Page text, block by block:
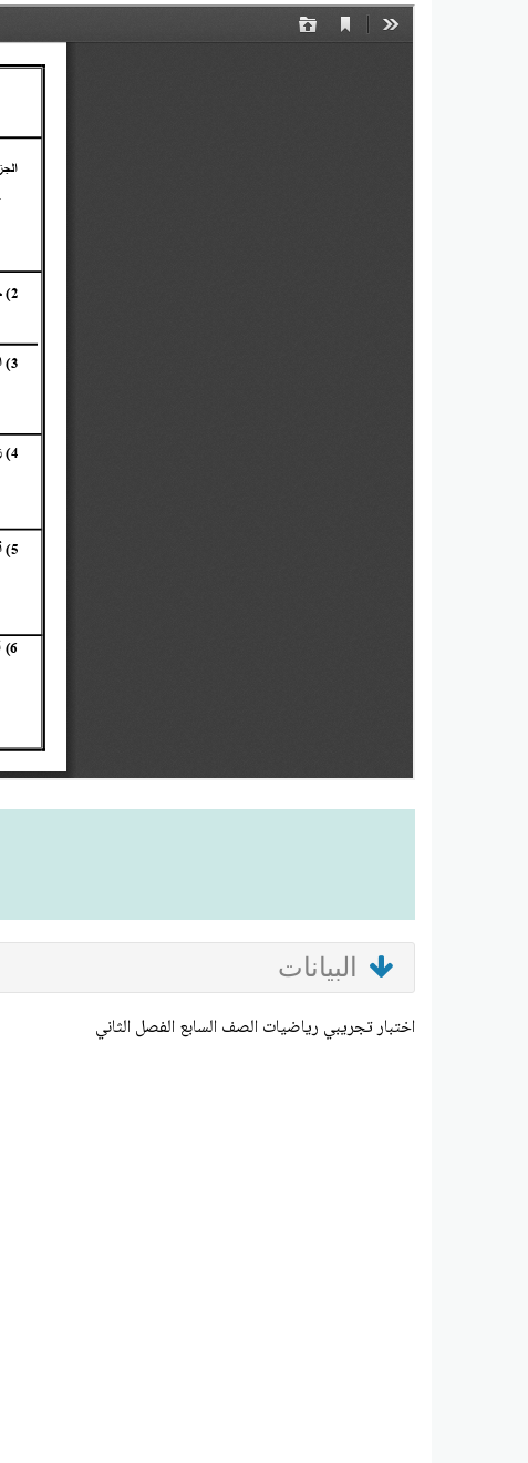
البيانات
اختبار تجريبي رياضيات الصف السابع الفصل الثاني